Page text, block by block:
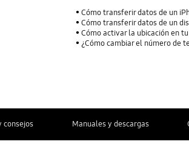
Cómo transferir datos de un
Cómo transferir datos de un
Cómo activar la ubicación en
¿Cómo cambiar el número de
consejos Manuales y descargas